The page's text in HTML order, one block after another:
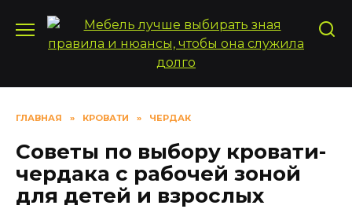
содержанию
ГЛАВНАЯ » КРОВАТИ » ЧЕРДАК
Советы по выбору кровати-
чердака с рабочей зоной
для детей и взрослых